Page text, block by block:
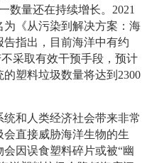
数量还在持续增长。2021
《从污染到解决方案：海
指出，目前海洋中有约
采取有效干预手段，预计
塑料垃圾数量将达到2300
和人类经济社会带来非常
直接威胁海洋生物的生
因误食塑料碎片或被“幽